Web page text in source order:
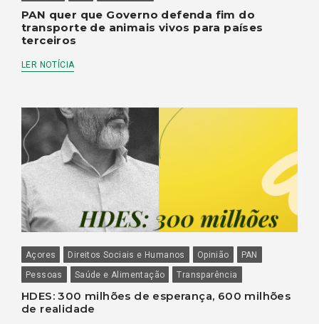
PAN quer que Governo defenda fim do
transporte de animais vivos para países
terceiros
LER NOTÍCIA
Açores Direitos Sociais e Humanos Opinião
PAN
Pessoas
Saúde e Alimentação Transparência
HDES: 300 milhões de esperança, 600 milhões
de realidade